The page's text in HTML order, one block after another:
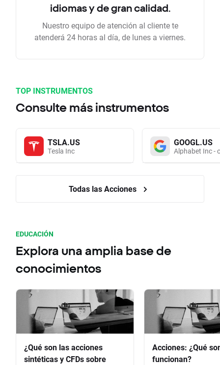
idiomas y de gran calidad.
Nuestro equipo de atención al cliente te
atenderá 24 horas al día, de lunes a viernes.
TOP INSTRUMENTOS
Consulte más instrumentos
TSLA.US
Tesla Inc
GOOGL.US
Alphabet Inc -
Todas las Acciones
EDUCACIÓN
Explora una amplia base de
conocimientos
¿Qué son las acciones
sintéticas y CFDs sobre
Acciones: ¿Qué
funcionan?